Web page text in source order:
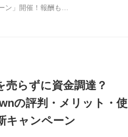
ン」開催！報酬も…
売らずに資金調達？
の評判・メリット・使
キャンペーン